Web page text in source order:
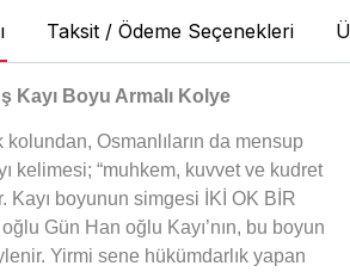
Taksit / Ödeme Seçenekleri
Kayı Boyu Armalı Kolye
kolundan, Osmanlıların da mensup
kelimesi; “muhkem, kuvvet ve kudret
Kayı boyunun simgesi İKİ OK BİR
Gün Han oğlu Kayı’nın, bu boyun
Yirmi sene hükümdarlık yapan